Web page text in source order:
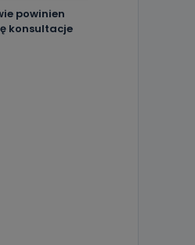
powinien
konsultacje